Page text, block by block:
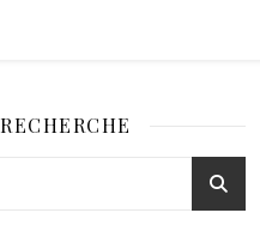
RECHERCHE